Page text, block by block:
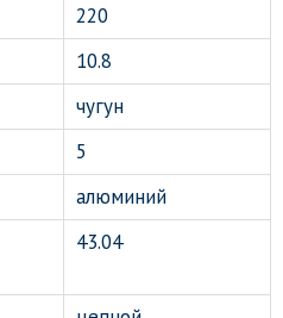
220
10.8
чугун
5
алюминий
43.04